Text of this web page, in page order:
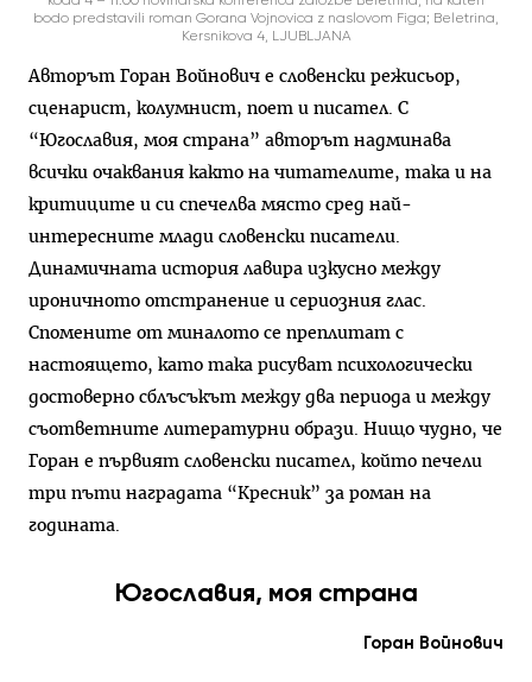
bodo predstavili roman Gorana Vojnovica z naslovom Figa; Beletrina,
Kersnikova 4, LJUBLJANA
Авторът Горан Войнович е словенски режисьор,
сценарист, колумнист, поет и писател. С
“Югославия, моя страна” авторът надминава
всички очаквания както на читателите, така и на
критиците и си спечелва място сред най-
интересните млади словенски писатели.
Динамичната история лавира изкусно между
ироничното отстранение и сериозния глас.
Спомените от миналото се преплитат с
настоящето, като така рисуват психологически
достоверно сблъсъкът между два периода и между
съответните литературни образи. Нищо чудно, че
Горан е първият словенски писател, който печели
три пъти наградата “Кресник” за роман на
годината.
Югославия, моя страна
Горан Войнович